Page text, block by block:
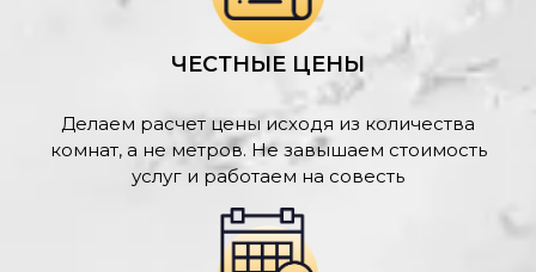
ЧЕСТНЫЕ ЦЕНЫ
Делаем расчет цены исходя из количества
комнат, а не метров. Не завышаем стоимость
услуг и работаем на совесть